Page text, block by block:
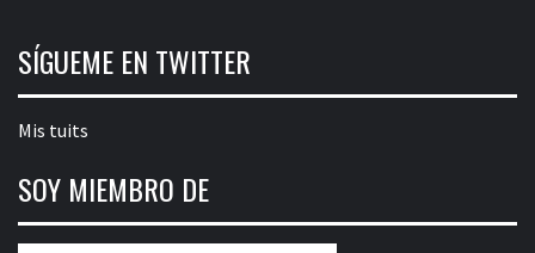
SÍGUEME EN TWITTER
Mis tuits
SOY MIEMBRO DE